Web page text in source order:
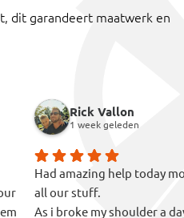
dit garandeert maatwerk en
Rick Vallon
1 week geleden
Had amazing help today
all our stuff.
As i broke my shoulder a